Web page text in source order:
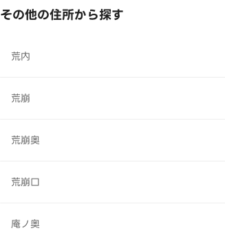
その他の住所から探す
荒内
荒崩
荒崩奥
荒崩口
庵ノ奥